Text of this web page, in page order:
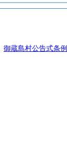
御蔵島村公告式条例